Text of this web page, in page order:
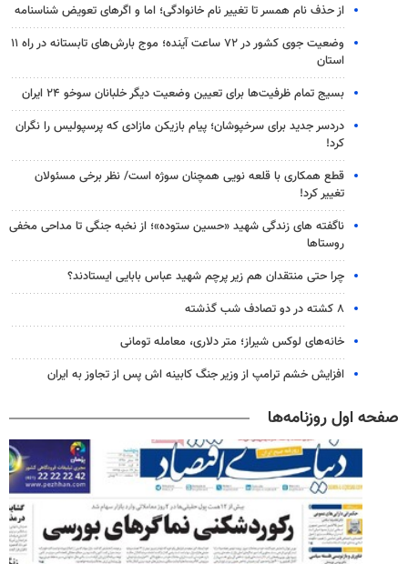
از حذف نام همسر تا تغییر نام خانوادگی؛ اما و اگرهای تعویض شناسنامه
وضعیت جوی کشور در ۷۲ ساعت آینده؛ موج بارش‌های تابستانه در راه ۱۱
استان
بسیج تمام ظرفیت‌ها برای تعیین وضعیت دیگر خلبانان سوخو ۲۴ ایران
دردسر جدید برای سرخپوشان؛ پیام بازیکن مازادی که پرسپولیس را نگران
کرد!
قطع همکاری با قلعه نویی همچنان سوژه است/ نظر برخی مسئولان
تغییر کرد!
ناگفته های زندگی شهید «حسین ستوده»؛ از نخبه جنگی تا مداحی مخفی
روستاها
چرا حتی منتقدان هم زیر پرچم شهید عباس بابایی ایستادند؟
۸ کشته در دو تصادف شب گذشته
خانه‌های لوکس شیراز؛ متر دلاری، معامله تومانی
افزایش خشم ترامپ از وزیر جنگ کابینه اش پس از تجاوز به ایران
صفحه اول روزنامه‌ها